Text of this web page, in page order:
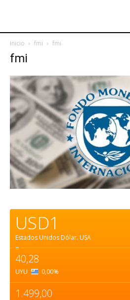
Inicio fmi fmi
fmi
USD1
Estados Unidos Dólar. USA
=
40,28
UYU 0,00%
1.499,00